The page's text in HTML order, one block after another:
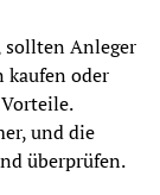
sollten Anleger
kaufen oder
und die
überprüfen.